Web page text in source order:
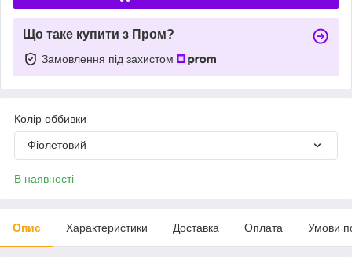
Що таке купити з Пром?
Замовлення під захистом
Колір оббивки
Фіолетовий
В наявності
Опис Характеристики Доставка Оплата Умови